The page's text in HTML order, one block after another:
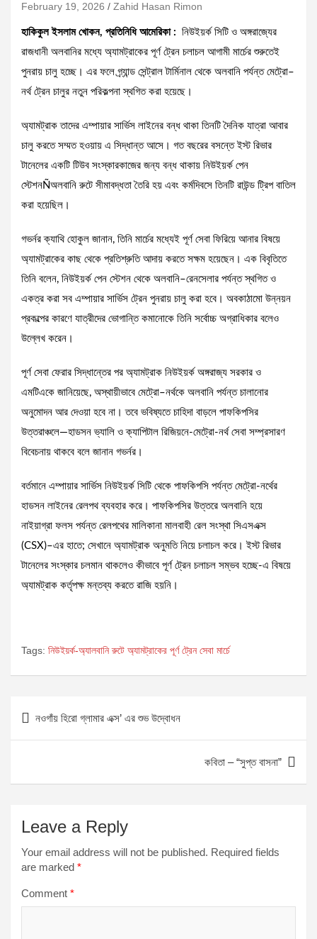
February 19, 2026 Zahid Hasan Rimon
হাকিকুল ইসলাম খোকন, প্রতিনিধি আমেরিকা : নিউইয়র্ক সিটি ও অঙ্গরাজ্যের
রাজধানী অলবানির মধ্যে অ্যামট্রাকের পূর্ণ ট্রেন চলাচল আগামী মার্চের শুরুতেই
পুনরায় চালু হচ্ছে। এর ফলে গ্র্যান্ড সেন্ট্রাল টার্মিনাল থেকে অলবানি পর্যন্ত মেট্রো–
নর্থ ট্রেন চালুর নতুন পরিকল্পনা স্থগিত করা হয়েছে।
অ্যামট্রাক তাদের এম্পায়ার সার্ভিস লাইনের বন্ধ থাকা তিনটি দৈনিক যাত্রা আবার
চালু করতে সম্মত হওয়ায় এ সিদ্ধান্ত আসে। গত বছরের বসন্তে ইস্ট রিভার
টানেলের একটি টিউব সংস্কারকাজের জন্য বন্ধ থাকায় নিউইয়র্ক পেন
স্টেশনÑঅলবানি রুটে সীমাবদ্ধতা তৈরি হয় এবং কর্মদিবসে তিনটি রাউন্ড ট্রিপ বাতিল
করা হয়েছিল।
গভর্নর ক্যাথি হোকুল জানান, তিনি মার্চের মধ্যেই পূর্ণ সেবা ফিরিয়ে আনার বিষয়ে
অ্যামট্রাকের কাছ থেকে প্রতিশ্রুতি আদায় করতে সক্ষম হয়েছেন। এক বিবৃতিতে
তিনি বলেন, নিউইয়র্ক পেন স্টেশন থেকে অলবানি–রেনসেলার পর্যন্ত স্থগিত ও
একত্র করা সব এম্পায়ার সার্ভিস ট্রেন পুনরায় চালু করা হবে। অবকাঠামো উন্নয়ন
প্রকল্পের কারণে যাত্রীদের ভোগান্তি কমানোকে তিনি সর্বোচ্চ অগ্রাধিকার বলেও
উল্লেখ করেন।
পূর্ণ সেবা ফেরার সিদ্ধান্তের পর অ্যামট্রাক নিউইয়র্ক অঙ্গরাজ্য সরকার ও
এমটিএকে জানিয়েছে, অস্থায়ীভাবে মেট্রো–নর্থকে অলবানি পর্যন্ত চালানোর
অনুমোদন আর দেওয়া হবে না। তবে ভবিষ্যতে চাহিদা বাড়লে পাফকিপসির
উত্তরাঞ্চলে—হাডসন ভ্যালি ও ক্যাপিটাল রিজিয়নে-মেট্রো-নর্থ সেবা সম্প্রসারণ
বিবেচনায় থাকবে বলে জানান গভর্নর।
বর্তমানে এম্পায়ার সার্ভিস নিউইয়র্ক সিটি থেকে পাফকিপসি পর্যন্ত মেট্রো-নর্থের
হাডসন লাইনের রেলপথ ব্যবহার করে। পাফকিপসির উত্তরে অলবানি হয়ে
নাইয়াগ্রা ফলস পর্যন্ত রেলপথের মালিকানা মালবাহী রেল সংস্থা সিএসএক্স
(CSX)–এর হাতে; সেখানে অ্যামট্রাক অনুমতি নিয়ে চলাচল করে। ইস্ট রিভার
টানেলের সংস্কার চলমান থাকলেও কীভাবে পূর্ণ ট্রেন চলাচল সম্ভব হচ্ছে-এ বিষয়ে
অ্যামট্রাক কর্তৃপক্ষ মন্তব্য করতে রাজি হয়নি।
Tags: নিউইয়র্ক-অ্যালবানি রুটে অ্যামট্রাকের পূর্ণ ট্রেন সেবা মার্চে
navigation
নওগাঁয় হিরো গ্লামার এক্স’ এর শুভ উদ্বোধন
কবিতা – “সুপ্ত বাসনা”
Leave a Reply
Your email address will not be published. Required fields
are marked *
Comment *